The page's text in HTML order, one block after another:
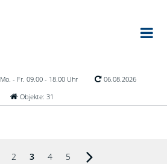
Mo. - Fr. 09.00 - 18.00 Uhr
06.08.2026
Objekte: 31
2 3 4 5